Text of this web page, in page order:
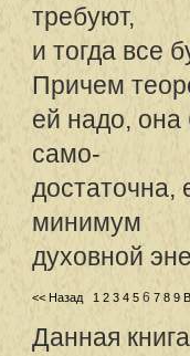
требуют,
и тогда все
Причем
ей надо,
само-
достаточна,
минимум
духовной
<< Назад 1 2 3 4 5 6 7 8 9
Данная